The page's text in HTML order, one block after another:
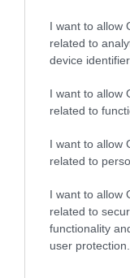
I want to allow
related to
device
I want to allow
related to
I want to allow
related to
I want to allow
related to
functionality
user protection.
napríklad ľahký
sa bude konať od